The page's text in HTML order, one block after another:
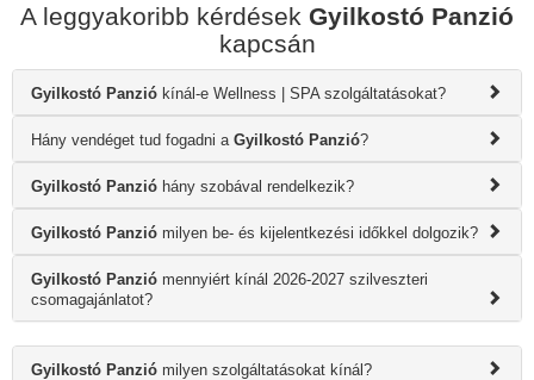
A leggyakoribb kérdések Gyilkostó Panzió
kapcsán
Gyilkostó Panzió kínál-e Wellness | SPA szolgáltatásokat?
Hány vendéget tud fogadni a Gyilkostó Panzió?
Gyilkostó Panzió hány szobával rendelkezik?
Gyilkostó Panzió milyen be- és kijelentkezési időkkel dolgozik?
Gyilkostó Panzió mennyiért kínál 2026-2027 szilveszteri
csomagajánlatot?
Gyilkostó Panzió milyen szolgáltatásokat kínál?